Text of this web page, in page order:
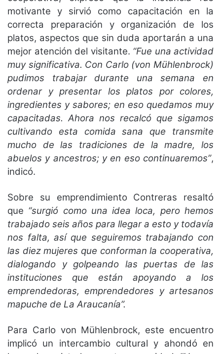
motivante y sirvió como capacitación en la
correcta preparación y organización de los
platos, aspectos que sin duda aportarán a una
mejor atención del visitante. “Fue una actividad
muy significativa. Con Carlo (von Mühlenbrock)
pudimos trabajar durante una semana en
ordenar y presentar los platos por colores,
ingredientes y sabores; en eso quedamos muy
capacitadas. Ahora nos recalcó que sigamos
cultivando esta comida sana que transmite
mucho de las tradiciones de la madre, los
abuelos y ancestros; y en eso continuaremos”,
indicó.
Sobre su emprendimiento Contreras resaltó
que “surgió como una idea loca, pero hemos
trabajado seis años para llegar a esto y todavía
nos falta, así que seguiremos trabajando con
las diez mujeres que conforman la cooperativa,
dialogando y golpeando las puertas de las
instituciones que están apoyando a los
emprendedoras, emprendedores y artesanos
mapuche de La Araucanía”.
Para Carlo von Mühlenbrock, este encuentro
implicó un intercambio cultural y ahondó en